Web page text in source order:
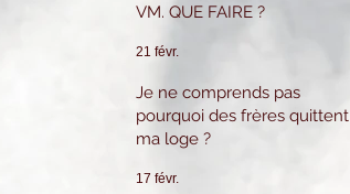
VM. QUE FAIRE ?
21 févr.
Je ne comprends pas
pourquoi des frères quittent
ma loge ?
17 févr.